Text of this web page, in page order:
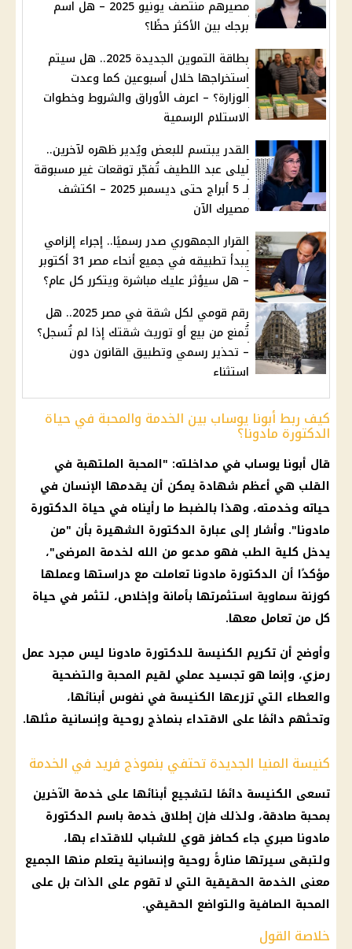
مصيرهم منتصف يونيو 2025 – هل اسم
برجك بين الأكثر حظًا؟
بطاقة التموين الجديدة 2025.. هل سيتم
استخراجها خلال أسبوعين كما وعدت
الوزارة؟ – اعرف الأوراق والشروط وخطوات
الاستلام الرسمية
القدر يبتسم للبعض ويُدير ظهره لآخرين..
ليلى عبد اللطيف تُفجّر توقعات غير مسبوقة
لـ 5 أبراج حتى ديسمبر 2025 – اكتشف
مصيرك الآن
القرار الجمهوري صدر رسميًا.. إجراء إلزامي
يبدأ تطبيقه في جميع أنحاء مصر 31 أكتوبر
– هل سيؤثر عليك مباشرة ويتكرر كل عام؟
رقم قومي لكل شقة في مصر 2025.. هل
تُمنع من بيع أو توريث شقتك إذا لم تُسجل؟
– تحذير رسمي وتطبيق القانون دون
استثناء
كيف ربط أبونا يوساب بين الخدمة والمحبة في حياة
الدكتورة مادونا؟
قال أبونا يوساب في مداخلته: "المحبة الملتهبة في
القلب هي أعظم شهادة يمكن أن يقدمها الإنسان في
حياته وخدمته، وهذا بالضبط ما رأيناه في حياة الدكتورة
مادونا". وأشار إلى عبارة الدكتورة الشهيرة بأن "من
يدخل كلية الطب فهو مدعو من الله لخدمة المرضى"،
مؤكدًا أن الدكتورة مادونا تعاملت مع دراستها وعملها
كوزنة سماوية استثمرتها بأمانة وإخلاص، لتثمر في حياة
كل من تعامل معها.
وأوضح أن تكريم الكنيسة للدكتورة مادونا ليس مجرد عمل
رمزي، وإنما هو تجسيد عملي لقيم المحبة والتضحية
والعطاء التي تزرعها الكنيسة في نفوس أبنائها،
وتحثهم دائمًا على الاقتداء بنماذج روحية وإنسانية مثلها.
كنيسة المنيا الجديدة تحتفي بنموذج فريد في الخدمة
تسعى الكنيسة دائمًا لتشجيع أبنائها على خدمة الآخرين
بمحبة صادقة، ولذلك فإن إطلاق خدمة باسم الدكتورة
مادونا صبري جاء كحافز قوي للشباب للاقتداء بها،
ولتبقى سيرتها منارةً روحية وإنسانية يتعلم منها الجميع
معنى الخدمة الحقيقية التي لا تقوم على الذات بل على
المحبة الصافية والتواضع الحقيقي.
خلاصة القول